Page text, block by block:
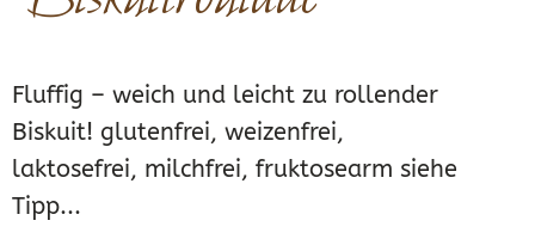
Fluffig – weich und leicht zu rollender
Biskuit! glutenfrei, weizenfrei,
laktosefrei, milchfrei, fruktosearm siehe
Tipp...